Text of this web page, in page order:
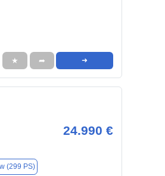
★ ➦ ➜
24.990 €
(299 PS)